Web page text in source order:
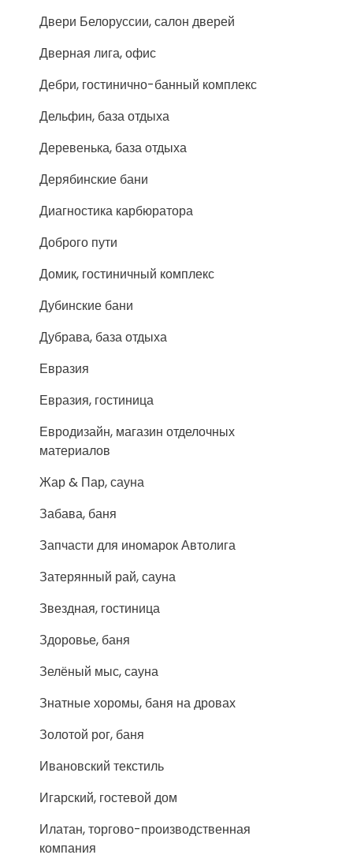
Двери Белоруссии, салон дверей
Дверная лига, офис
Дебри, гостинично-банный комплекс
Дельфин, база отдыха
Деревенька, база отдыха
Дерябинские бани
Диагностика карбюратора
Доброго пути
Домик, гостиничный комплекс
Дубинские бани
Дубрава, база отдыха
Евразия
Евразия, гостиница
Евродизайн, магазин отделочных
материалов
Жар & Пар, сауна
Забава, баня
Запчасти для иномарок Автолига
Затерянный рай, сауна
Звездная, гостиница
Здоровье, баня
Зелёный мыс, сауна
Знатные хоромы, баня на дровах
Золотой рог, баня
Ивановский текстиль
Игарский, гостевой дом
Илатан, торгово-производственная
компания